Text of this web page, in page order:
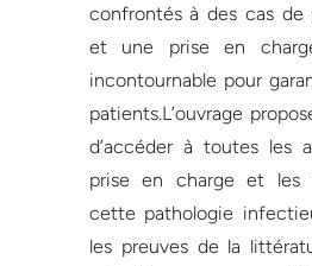
confrontés à des cas de
et une prise en
incontournable pour
patients.L’ouvrage
d’accéder à toutes les
prise en charge et les
cette pathologie
les preuves de la